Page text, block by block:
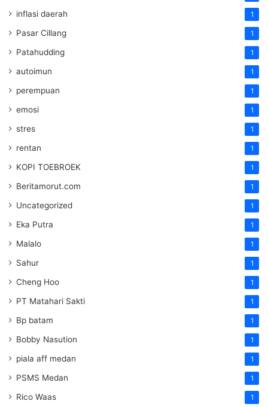
inflasi daerah 1
Pasar Cillang 1
Patahudding 1
autoimun 1
perempuan 1
emosi 1
stres 1
rentan 1
KOPI TOEBROEK 1
Beritamorut.com 1
Uncategorized 1
Eka Putra 1
Malalo 1
Sahur 1
Cheng Hoo 1
PT Matahari Sakti 1
Bp batam 1
Bobby Nasution 1
piala aff medan 1
PSMS Medan 1
Rico Waas 1